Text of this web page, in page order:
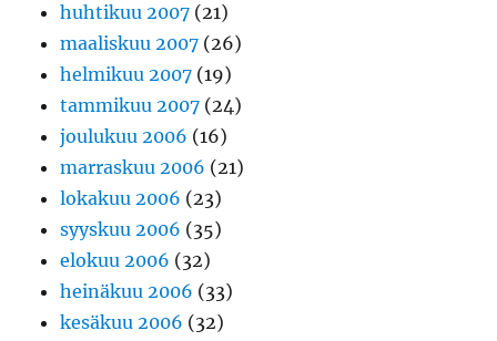
huhtikuu 2007 (21)
maaliskuu 2007 (26)
helmikuu 2007 (19)
tammikuu 2007 (24)
joulukuu 2006 (16)
marraskuu 2006 (21)
lokakuu 2006 (23)
syyskuu 2006 (35)
elokuu 2006 (32)
heinäkuu 2006 (33)
kesäkuu 2006 (32)